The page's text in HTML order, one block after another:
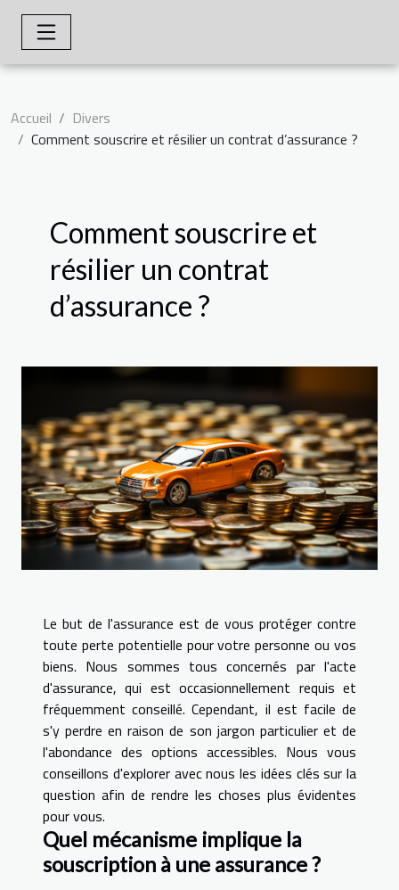
Accueil
Divers
Comment souscrire et résilier un contrat d’assurance ?
Comment souscrire et
résilier un contrat
d’assurance ?
Le but de l'assurance est de vous protéger contre
toute perte potentielle pour votre personne ou vos
biens. Nous sommes tous concernés par l'acte
d'assurance, qui est occasionnellement requis et
fréquemment conseillé. Cependant, il est facile de
s'y perdre en raison de son jargon particulier et de
l'abondance des options accessibles. Nous vous
conseillons d'explorer avec nous les idées clés sur la
question afin de rendre les choses plus évidentes
pour vous.
Quel mécanisme implique la
souscription à une assurance ?